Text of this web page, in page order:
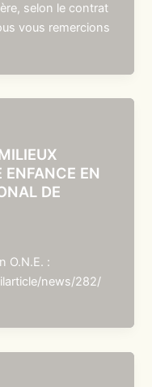
selon le contrat
vous remercions
ENFANCE EN
DE
O.N.E. :
news/282/